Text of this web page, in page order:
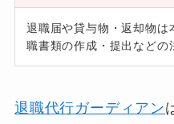
退職届や貸与物・返却物は
職書類の作成・提出などの
退職代行ガーディアン